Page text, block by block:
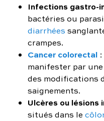
Infections gastro-
bactéries ou
diarrhées
crampes.
Cancer colorectal
manifester par
des modifications
saignements.
Ulcères ou lésions
situés dans le